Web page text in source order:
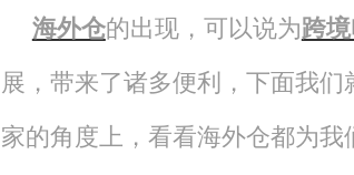
海外仓的出现，可以说为跨
展，带来了诸多便利，下面我们
家的角度上，看看海外仓都为我